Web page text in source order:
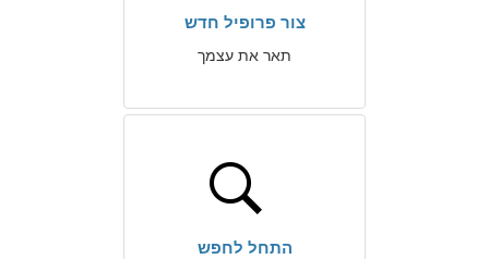
צור פרופיל חדש
תאר את עצמך
התחל לחפש